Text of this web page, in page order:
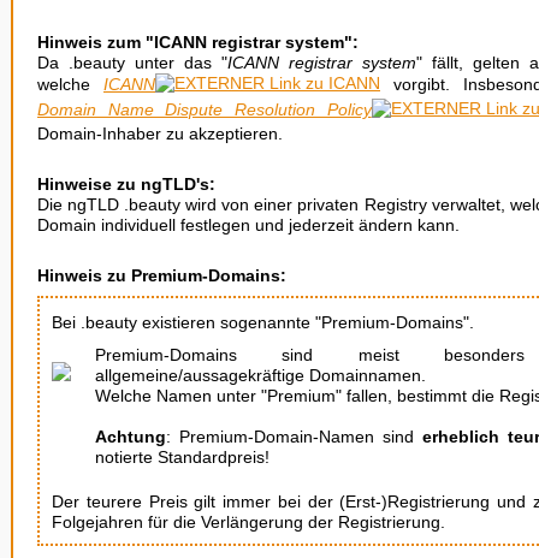
Hinweis zum "ICANN registrar system":
Da .beauty unter das "ICANN registrar system" fällt, gelten
welche ICANN
vorgibt.
Domain Name Dispute Resolution Policy
Domain-Inhaber zu akzeptieren.
Hinweise zu ngTLD's:
Die ngTLD .beauty wird von einer privaten Registry verwaltet,
Domain individuell festlegen und jederzeit ändern kann.
Hinweis zu Premium-Domains:
Bei .beauty existieren sogenannte "Premium-Domains".
Premium-Domains sind meist
allgemeine/aussagekräftige Domainnamen.
Welche Namen unter "Premium" fallen, bestimmt die
Achtung: Premium-Domain-Namen sind erheblich
notierte Standardpreis!
Der teurere Preis gilt immer bei der (Erst-)Registrierung und
Folgejahren für die Verlängerung der Registrierung.